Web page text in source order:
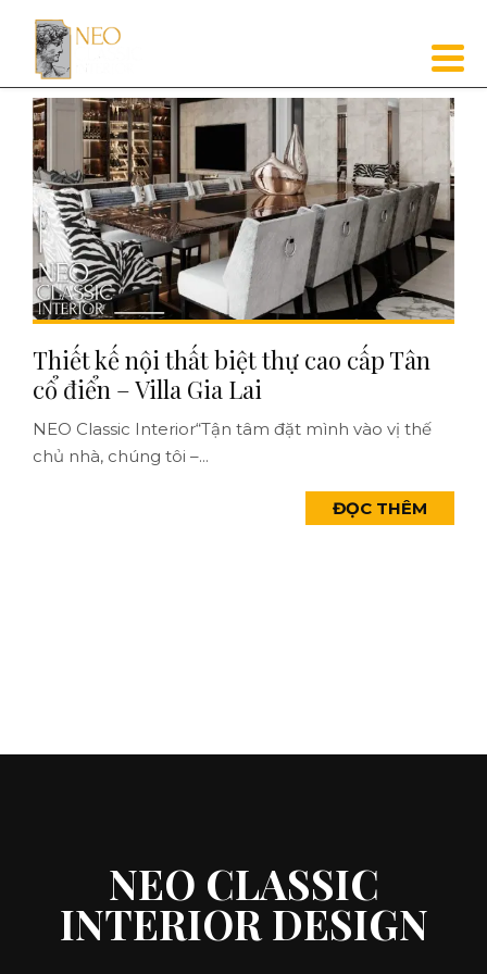
Thiết kế nội thất biệt thự cao cấp Tân
cổ điển – Villa Gia Lai
NEO Classic Interior“Tận tâm đặt mình vào vị thế
chủ nhà, chúng tôi –...
ĐỌC THÊM
NEO CLASSIC
INTERIOR DESIGN